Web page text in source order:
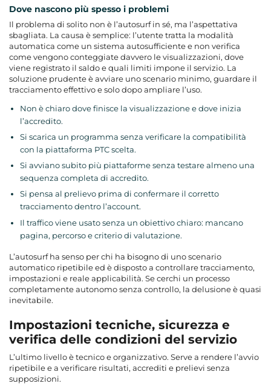
Dove nascono più spesso i problemi
Il problema di solito non è l’autosurf in sé, ma l’aspettativa
sbagliata. La causa è semplice: l’utente tratta la modalità
automatica come un sistema autosufficiente e non verifica
come vengono conteggiate davvero le visualizzazioni, dove
viene registrato il saldo e quali limiti impone il servizio. La
soluzione prudente è avviare uno scenario minimo, guardare il
tracciamento effettivo e solo dopo ampliare l’uso.
Non è chiaro dove finisce la visualizzazione e dove inizia
l’accredito.
Si scarica un programma senza verificare la compatibilità
con la piattaforma PTC scelta.
Si avviano subito più piattaforme senza testare almeno una
sequenza completa di accredito.
Si pensa al prelievo prima di confermare il corretto
tracciamento dentro l’account.
Il traffico viene usato senza un obiettivo chiaro: mancano
pagina, percorso e criterio di valutazione.
L’autosurf ha senso per chi ha bisogno di uno scenario
automatico ripetibile ed è disposto a controllare tracciamento,
impostazioni e reale applicabilità. Se cerchi un processo
completamente autonomo senza controllo, la delusione è quasi
inevitabile.
Impostazioni tecniche, sicurezza e
verifica delle condizioni del servizio
L’ultimo livello è tecnico e organizzativo. Serve a rendere l’avvio
ripetibile e a verificare risultati, accrediti e prelievi senza
supposizioni.